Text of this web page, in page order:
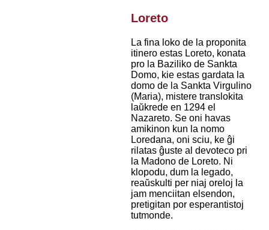
Loreto
La fina loko de la proponita
itinero estas Loreto, konata
pro la Baziliko de Sankta
Domo, kie estas gardata la
domo de la Sankta Virgulino
(Maria), mistere translokita
laŭkrede en 1294 el
Nazareto. Se oni havas
amikinon kun la nomo
Loredana, oni sciu, ke ĝi
rilatas ĝuste al devoteco pri
la Madono de Loreto. Ni
klopodu, dum la legado,
reaŭskulti per niaj oreloj la
jam menciitan elsendon,
pretigitan por esperantistoj
tutmonde.